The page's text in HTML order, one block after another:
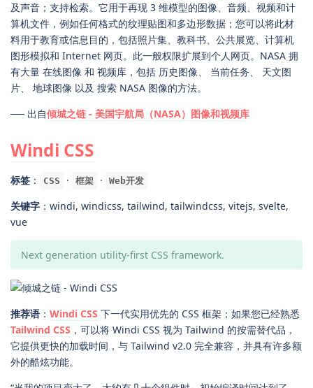
及声音；支持检索。它用于再现 3 维模型的图像、音频、视频和计
算机文件，例如任何格式的纹理贴图和多边形数据；您可以将此材
料用于教育或信息目的，包括照片集、教科书、公共展览、计算机
图形模拟和 Internet 网页。此一般权限扩展到个人网页。NASA 拥
有大量 在线图像 和 视频库，包括 历史图像、 当前任务、 天文图
片、 地球图像 以及 搜索 NASA 图像的方法。
── 出自倾城之链 - 美国宇航局（NASA）图像和视频库
Windi CSS
标签 ： CSS · 框架 · Web开发
关键字 ：windi, windicss, tailwind, tailwindcss, vitejs, svelte,
vue
Next generation utility-first CSS framework.
推荐语 ： Windi CSS 下一代实用优先的 CSS 框架；如果您已经熟悉
Tailwind CSS ，可以将 Windi CSS 视为 Tailwind 的按需替代品，
它提供更快的加载时间，与 Tailwind v2.0 完全兼容，并具有许多额
外的酷炫功能。